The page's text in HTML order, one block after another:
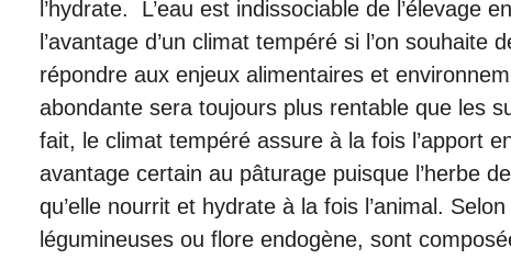
l’hydrate. L’eau est indissociable de l’élevage
l’avantage d’un climat tempéré si l’on
répondre aux enjeux alimentaires et
abondante sera toujours plus rentable que les
fait, le climat tempéré assure à la fois l’apport
avantage certain au pâturage puisque l’herbe
qu’elle nourrit et hydrate à la fois l’animal.
légumineuses ou flore endogène, sont